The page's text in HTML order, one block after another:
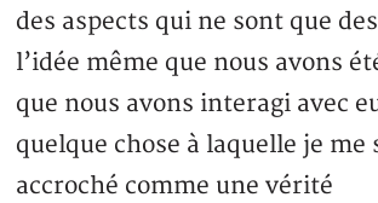
des aspects qui ne sont que
l’idée même que nous avons
que nous avons interagi avec
quelque chose à laquelle je me
accroché comme une vérité